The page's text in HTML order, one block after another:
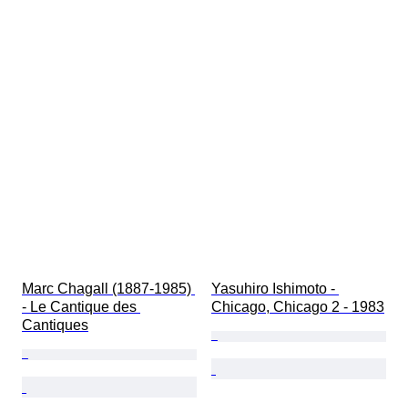
Marc Chagall (1887-1985)
- Le Cantique des
Cantiques
Yasuhiro Ishimoto -
Chicago, Chicago 2 - 1983